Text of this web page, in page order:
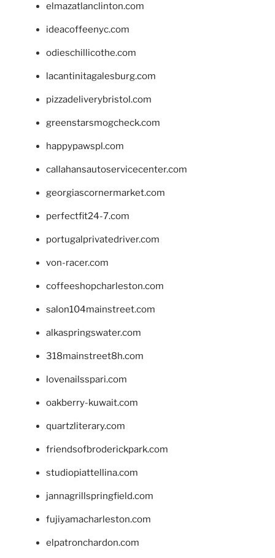
elmazatlanclinton.com
ideacoffeenyc.com
odieschillicothe.com
lacantinitagalesburg.com
pizzadeliverybristol.com
greenstarsmogcheck.com
happypawspl.com
callahansautoservicecenter.com
georgiascornermarket.com
perfectfit24-7.com
portugalprivatedriver.com
von-racer.com
coffeeshopcharleston.com
salon104mainstreet.com
alkaspringswater.com
318mainstreet8h.com
lovenailsspari.com
oakberry-kuwait.com
quartzliterary.com
friendsofbroderickpark.com
studiopiattellina.com
jannagrillspringfield.com
fujiyamacharleston.com
elpatronchardon.com